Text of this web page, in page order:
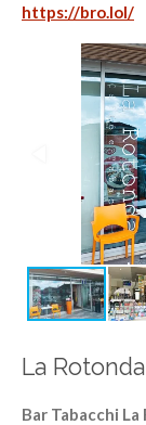
https://bro.lol/
La
Bar Tabacchi La